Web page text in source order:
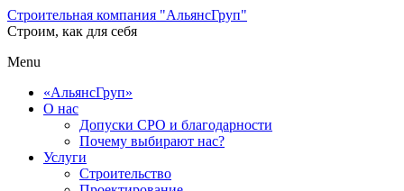
Строительная компания "АльянсГруп"
Строим, как для себя
Menu
«АльянсГруп»
О нас
Допуски СРО и благодарности
Почему выбирают нас?
Услуги
Строительство